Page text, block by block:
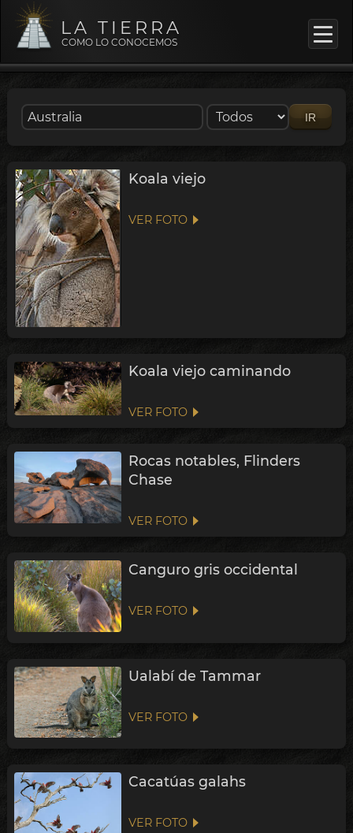
LA TIERRA
COMO LO CONOCEMOS
IR
Koala viejo
VER FOTO
Koala viejo caminando
VER FOTO
Rocas notables, Flinders
Chase
VER FOTO
Canguro gris occidental
VER FOTO
Ualabí de Tammar
VER FOTO
Cacatúas galahs
VER FOTO